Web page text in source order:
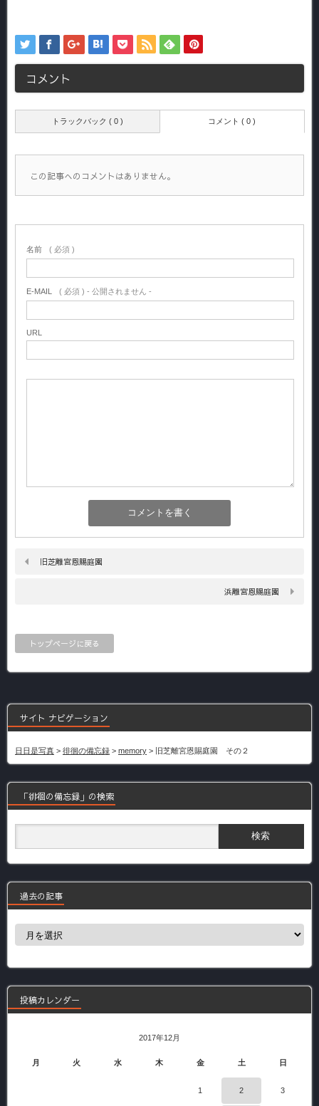
コメント
トラックバック ( 0 ) コメント ( 0 )
この記事へのコメントはありません。
名前 ( 必須 )
E-MAIL ( 必須 ) - 公開されません -
URL
旧芝離宮恩賜庭園
浜離宮恩賜庭園
トップページに戻る
サイト ナビゲーション
日日是写真 > 徘徊の備忘録 > memory > 旧芝離宮恩賜庭園 その２
「徘徊の備忘録」の検索
過去の記事
過
事
投稿カレンダー
2017年12月
月 火 水 木 金 土 日
1 2 3